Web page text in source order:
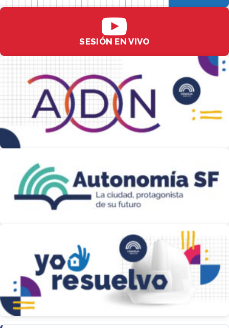
SESIÓN EN VIVO